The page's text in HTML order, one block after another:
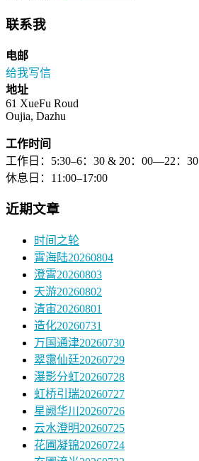
联系我
电邮
给我写信
地址
61 XueFu Roud
Oujia, Dazhu
工作时间
工作日：5:30–6：30 & 20：00—22：30
休息日：11:00–17:00
近期文章
时间之轮
霄海陆20260804
澄霄20260803
天游20260802
清宙20260801
造化20260731
万国通津20260730
翠霭仙廷20260729
瀑影分虹20260728
虹桥引瑞20260727
星阙华川20260726
云水澄明20260725
花圃凝锦20260724